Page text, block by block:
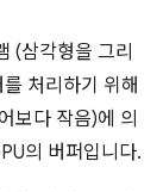
(삼각형을 그리
처리하기 위해
보다 작음)에 의
의 버퍼입니다.